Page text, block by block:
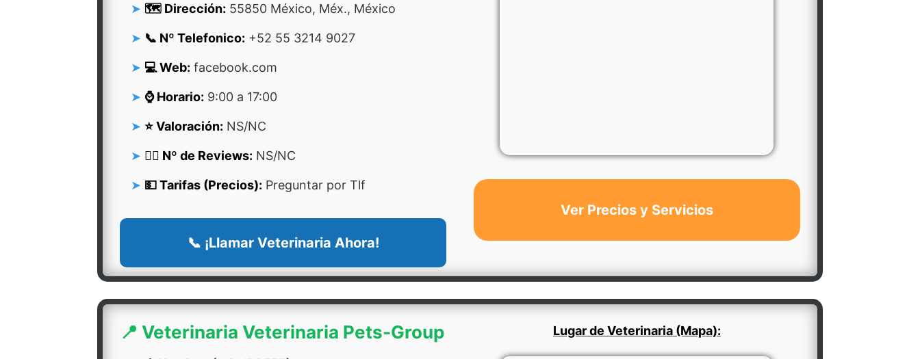
🗺️ Dirección: 55850 México, Méx., México
📞 Nº Telefonico: +52 55 3214 9027
💻 Web: facebook.com
⌚ Horario: 9:00 a 17:00
⭐ Valoración: NS/NC
👍🏻 Nº de Reviews: NS/NC
💵 Tarifas (Precios): Preguntar por Tlf
📞 ¡Llamar Veterinaria Ahora!
Ver Precios y Servicios
📍 Veterinaria Veterinaria Pets-Group Lugar de Veterinaria (Mapa):